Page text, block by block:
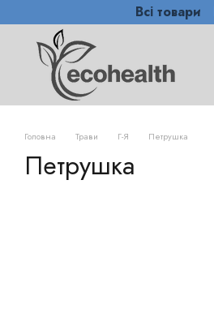
Перейти до основного контенту
Всі товари
Головна Трави Г-Я Петрушка
Петрушка